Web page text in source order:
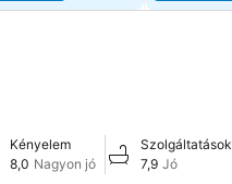
Kényelem
8,0 Nagyon jó
Szolgáltatások
7,9 Jó